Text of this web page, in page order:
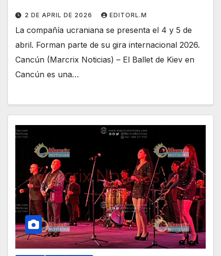
2 DE APRIL DE 2026 EDITORL.M
La compañía ucraniana se presenta el 4 y 5 de
abril. Forman parte de su gira internacional 2026.
Cancún (Marcrix Noticias) – El Ballet de Kiev en
Cancún es una…